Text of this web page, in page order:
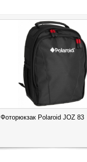
Фоторюкзак Polaroid JOZ 83